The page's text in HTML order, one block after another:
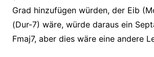
Grad hinzufügen würden, der Eib
(Dur-7) wäre, würde daraus ein
Fmaj7, aber dies wäre eine andere